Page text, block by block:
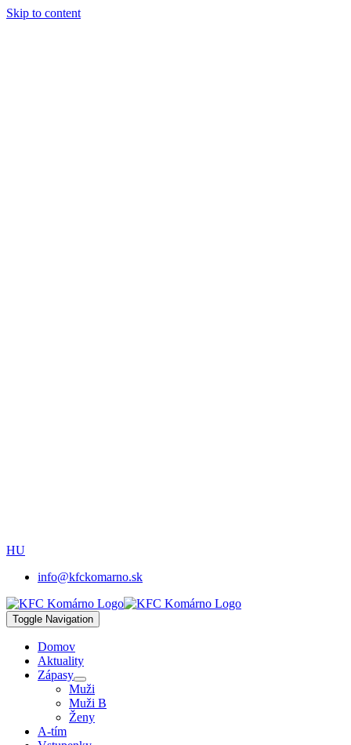
Skip to content
HU
info@kfckomarno.sk
Toggle Navigation
Domov
Aktuality
Zápasy
Muži
Muži B
Ženy
A-tím